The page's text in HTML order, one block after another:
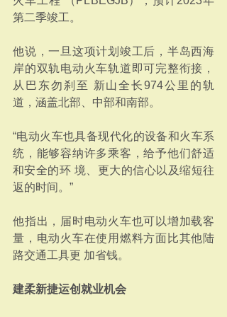
第二季竣工。
他说，一旦这项计划竣工后，半岛西海
岸的双轨电动火车轨道即可完整衔接，
从巴东勿刹至 新山全长974公里的轨
道，涵盖北部、中部和南部。
“电动火车也具备现代化的设备和火车系
统，能够容纳许多乘客，给予他们舒适
和安全的环 境、更大的信心以及缩短往
返的时间。”
他指出，届时电动火车也可以增加载客
量，电动火车在使用燃料方面比其他陆
路交通工具更 加省钱。
建柔新捷运创就业机会